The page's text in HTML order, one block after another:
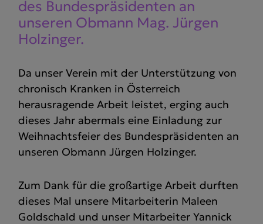
des Bundes­prä­si­denten an
unseren Obmann Mag. Jürgen
Holzinger.
Da unser Verein mit der Unterstützung von
chronisch Kranken in Österreich
herausragende Arbeit leistet, erging auch
dieses Jahr abermals eine Einladung zur
Weihnachtsfeier des Bundespräsidenten an
unseren Obmann Jürgen Holzinger.
Zum Dank für die großartige Arbeit durften
dieses Mal unsere Mitarbeiterin Maleen
Goldschald und unser Mitarbeiter Yannick